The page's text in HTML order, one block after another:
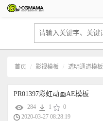
首页 影视模板 透明通道模板
PR01397彩虹动画AE模板
284 1
0
2020-03-27 08:28:19